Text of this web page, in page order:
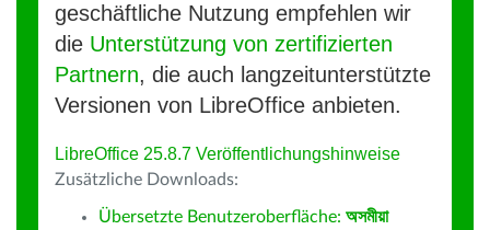
geschäftliche Nutzung empfehlen wir
die Unterstützung von zertifizierten
Partnern, die auch langzeitunterstützte
Versionen von LibreOffice anbieten.
LibreOffice 25.8.7 Veröffentlichungshinweise
Zusätzliche Downloads:
Übersetzte Benutzeroberfläche: অসমীয়া